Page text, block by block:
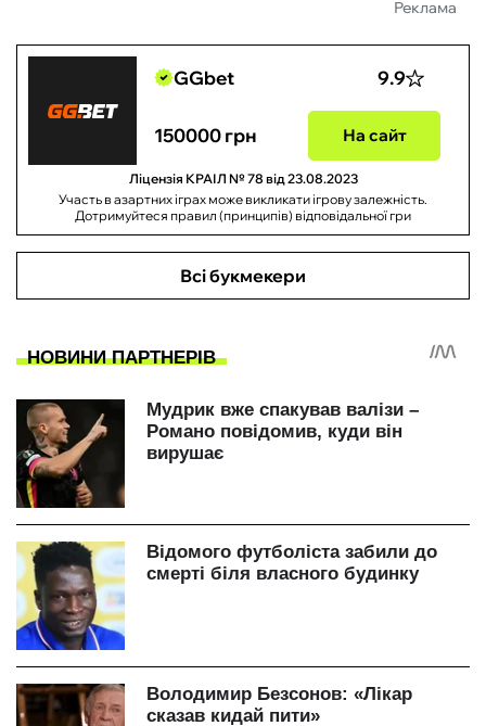
Реклама
GGbet 9.9
150000 грн На сайт
Ліцензія КРАІЛ № 78 від 23.08.2023
Участь в азартних іграх може викликати ігрову залежність.
Дотримуйтеся правил (принципів) відповідальної гри
Всі букмекери